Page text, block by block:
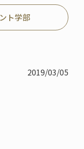
ト学部
2019/03/05